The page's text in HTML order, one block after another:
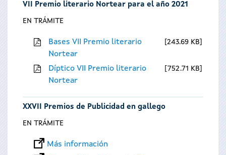
VII Premio literario Nortear para el año 2021
EN TRÁMITE
Bases VII Premio literario
Nortear
243.69 KB
Díptico VII Premio literario
Nortear
752.71 KB
XXVII Premios de Publicidad en gallego
EN TRÁMITE
Más información